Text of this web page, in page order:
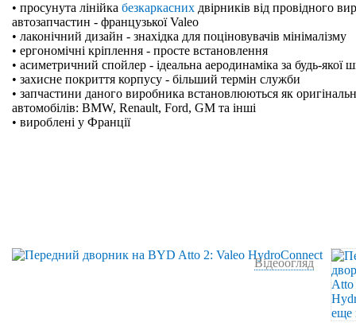
• просунута лінійка безкаркасних двірників від провідного
автозапчастин - французької Valeo
• лаконічний дизайн - знахідка для поціновувачів мінімалізму
• ергономічні кріплення - просте встановлення
• асиметричний спойлер - ідеальна аеродинаміка за будь-якої
• захисне покриття корпусу - більший термін служби
• запчастини даного виробника встановлюються як
автомобілів: BMW, Renault, Ford, GM та інші
• вироблені у Франції
Відеоогляд